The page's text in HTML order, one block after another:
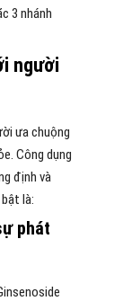
3 nhánh
người
ưa chuộng
Công dụng
định và
là:
phát